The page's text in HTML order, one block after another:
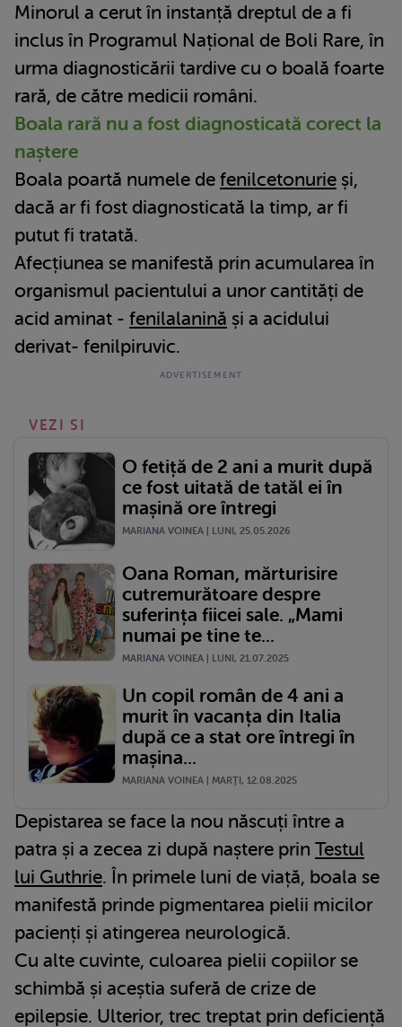
Minorul a cerut în instanță dreptul de a fi
inclus în Programul Național de Boli Rare, în
urma diagnosticării tardive cu o boală foarte
rară, de către medicii români.
Boala rară nu a fost diagnosticată corect la
naștere
Boala poartă numele de fenilcetonurie și,
dacă ar fi fost diagnosticată la timp, ar fi
putut fi tratată.
Afecțiunea se manifestă prin acumularea în
organismul pacientului a unor cantități de
acid aminat - fenilalanină și a acidului
derivat- fenilpiruvic.
VEZI SI
O fetiță de 2 ani a murit după
ce fost uitată de tatăl ei în
mașină ore întregi
MARIANA VOINEA | LUNI, 25.05.2026
Oana Roman, mărturisire
cutremurătoare despre
suferința fiicei sale. „Mami
numai pe tine te...
MARIANA VOINEA | LUNI, 21.07.2025
Un copil român de 4 ani a
murit în vacanța din Italia
după ce a stat ore întregi în
mașina...
MARIANA VOINEA | MARŢI, 12.08.2025
Depistarea se face la nou născuți între a
patra și a zecea zi după naștere prin Testul
lui Guthrie. În primele luni de viață, boala se
manifestă prinde pigmentarea pielii micilor
pacienți și atingerea neurologică.
Cu alte cuvinte, culoarea pielii copiilor se
schimbă și aceștia suferă de crize de
epilepsie. Ulterior, trec treptat prin deficiență